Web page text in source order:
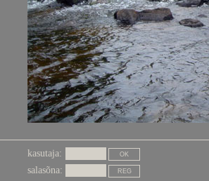
kasutaja:
salasõna: